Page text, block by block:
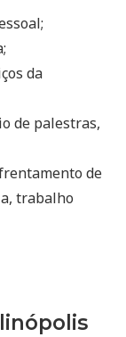
da
de palestras,
de
trabalho